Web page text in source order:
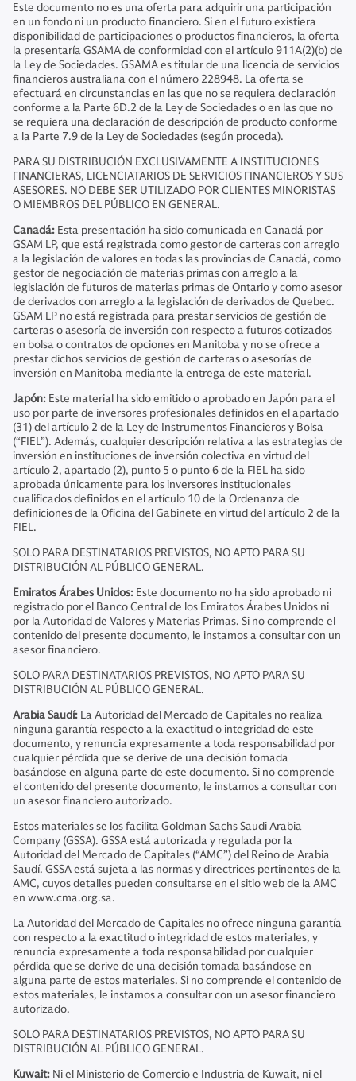
Este documento no es una oferta para adquirir una participación
en un fondo ni un producto financiero. Si en el futuro existiera
disponibilidad de participaciones o productos financieros, la oferta
la presentaría GSAMA de conformidad con el artículo 911A(2)(b) de
la Ley de Sociedades. GSAMA es titular de una licencia de servicios
financieros australiana con el número 228948. La oferta se
efectuará en circunstancias en las que no se requiera declaración
conforme a la Parte 6D.2 de la Ley de Sociedades o en las que no
se requiera una declaración de descripción de producto conforme
a la Parte 7.9 de la Ley de Sociedades (según proceda).
PARA SU DISTRIBUCIÓN EXCLUSIVAMENTE A INSTITUCIONES
FINANCIERAS, LICENCIATARIOS DE SERVICIOS FINANCIEROS Y SUS
ASESORES. NO DEBE SER UTILIZADO POR CLIENTES MINORISTAS
O MIEMBROS DEL PÚBLICO EN GENERAL.
Canadá: Esta presentación ha sido comunicada en Canadá por
GSAM LP, que está registrada como gestor de carteras con arreglo
a la legislación de valores en todas las provincias de Canadá, como
gestor de negociación de materias primas con arreglo a la
legislación de futuros de materias primas de Ontario y como asesor
de derivados con arreglo a la legislación de derivados de Quebec.
GSAM LP no está registrada para prestar servicios de gestión de
carteras o asesoría de inversión con respecto a futuros cotizados
en bolsa o contratos de opciones en Manitoba y no se ofrece a
prestar dichos servicios de gestión de carteras o asesorías de
inversión en Manitoba mediante la entrega de este material.
Japón: Este material ha sido emitido o aprobado en Japón para el
uso por parte de inversores profesionales definidos en el apartado
(31) del artículo 2 de la Ley de Instrumentos Financieros y Bolsa
(“FIEL”). Además, cualquier descripción relativa a las estrategias de
inversión en instituciones de inversión colectiva en virtud del
artículo 2, apartado (2), punto 5 o punto 6 de la FIEL ha sido
aprobada únicamente para los inversores institucionales
cualificados definidos en el artículo 10 de la Ordenanza de
definiciones de la Oficina del Gabinete en virtud del artículo 2 de la
FIEL.
SOLO PARA DESTINATARIOS PREVISTOS, NO APTO PARA SU
DISTRIBUCIÓN AL PÚBLICO GENERAL.
Emiratos Árabes Unidos: Este documento no ha sido aprobado ni
registrado por el Banco Central de los Emiratos Árabes Unidos ni
por la Autoridad de Valores y Materias Primas. Si no comprende el
contenido del presente documento, le instamos a consultar con un
asesor financiero.
SOLO PARA DESTINATARIOS PREVISTOS, NO APTO PARA SU
DISTRIBUCIÓN AL PÚBLICO GENERAL.
Arabia Saudí: La Autoridad del Mercado de Capitales no realiza
ninguna garantía respecto a la exactitud o integridad de este
documento, y renuncia expresamente a toda responsabilidad por
cualquier pérdida que se derive de una decisión tomada
basándose en alguna parte de este documento. Si no comprende
el contenido del presente documento, le instamos a consultar con
un asesor financiero autorizado.
Estos materiales se los facilita Goldman Sachs Saudi Arabia
Company (GSSA). GSSA está autorizada y regulada por la
Autoridad del Mercado de Capitales (“AMC”) del Reino de Arabia
Saudí. GSSA está sujeta a las normas y directrices pertinentes de la
AMC, cuyos detalles pueden consultarse en el sitio web de la AMC
en www.cma.org.sa.
La Autoridad del Mercado de Capitales no ofrece ninguna garantía
con respecto a la exactitud o integridad de estos materiales, y
renuncia expresamente a toda responsabilidad por cualquier
pérdida que se derive de una decisión tomada basándose en
alguna parte de estos materiales. Si no comprende el contenido de
estos materiales, le instamos a consultar con un asesor financiero
autorizado.
SOLO PARA DESTINATARIOS PREVISTOS, NO APTO PARA SU
DISTRIBUCIÓN AL PÚBLICO GENERAL.
Kuwait: Ni el Ministerio de Comercio e Industria de Kuwait, ni el